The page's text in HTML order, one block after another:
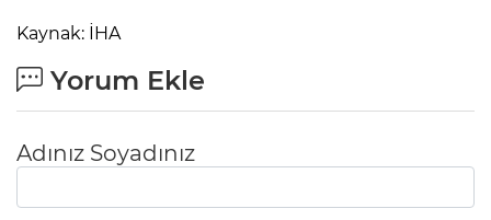
Kaynak: İHA
Yorum Ekle
Adınız Soyadınız